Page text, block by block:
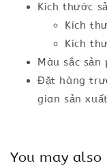
Kích thước
Kích
Kích
Màu sắc
Đặt hàng
gian sản xuất
You may also